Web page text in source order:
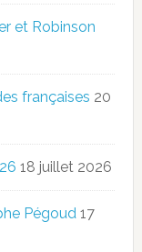
et Robinson
françaises 20
18 juillet 2026
Pégoud 17